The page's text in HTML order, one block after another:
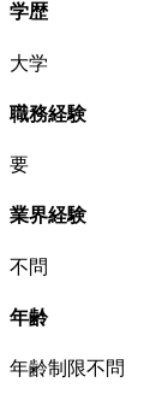
学歴
大学
職務経験
要
業界経験
不問
年齢
年齢制限不問